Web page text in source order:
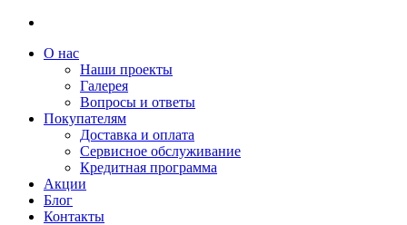
О нас
Наши проекты
Галерея
Вопросы и ответы
Покупателям
Доставка и оплата
Сервисное обслуживание
Кредитная программа
Акции
Блог
Контакты